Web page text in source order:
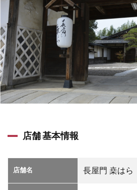
店舗 基本情報
店舗名 長屋門 桒はら